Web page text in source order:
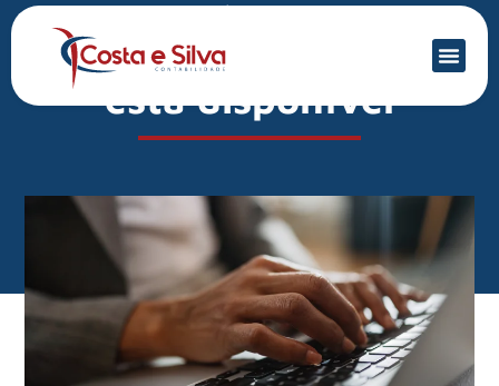
Mercado Financeiro
ECF: versão 10.0.7 já
está disponível